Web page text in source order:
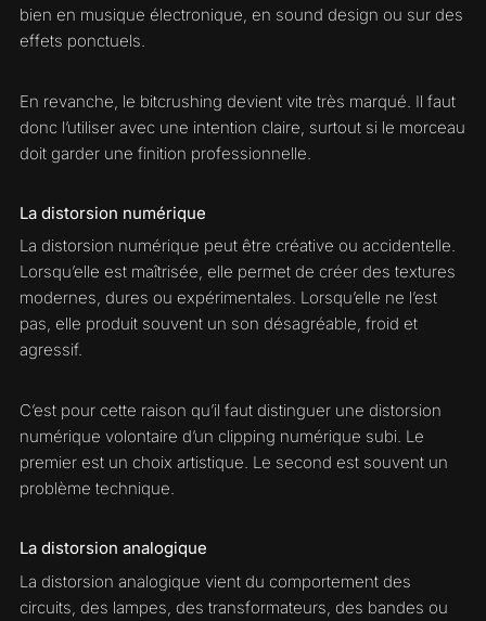
bien en musique électronique, en sound design ou sur des
effets ponctuels.
En revanche, le bitcrushing devient vite très marqué. Il faut
donc l’utiliser avec une intention claire, surtout si le morceau
doit garder une finition professionnelle.
La distorsion numérique
La distorsion numérique peut être créative ou accidentelle.
Lorsqu’elle est maîtrisée, elle permet de créer des textures
modernes, dures ou expérimentales. Lorsqu’elle ne l’est
pas, elle produit souvent un son désagréable, froid et
agressif.
C’est pour cette raison qu’il faut distinguer une distorsion
numérique volontaire d’un clipping numérique subi. Le
premier est un choix artistique. Le second est souvent un
problème technique.
La distorsion analogique
La distorsion analogique vient du comportement des
circuits, des lampes, des transformateurs, des bandes ou